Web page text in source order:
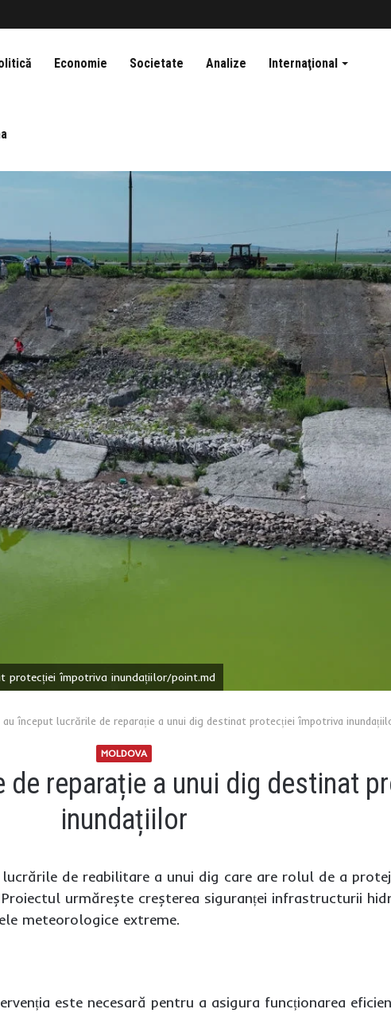
Economie Societate Analize Internaţional
protecției împotriva inundațiilor/point.md
au început lucrările de reparație a unui dig destinat protecției împotriva
MOLDOVA
de reparație a unui dig destinat
inundațiilor
de reabilitare a unui dig care are rolul de a
urmărește creșterea siguranței infrastructurii
meteorologice extreme.
este necesară pentru a asigura funcționarea